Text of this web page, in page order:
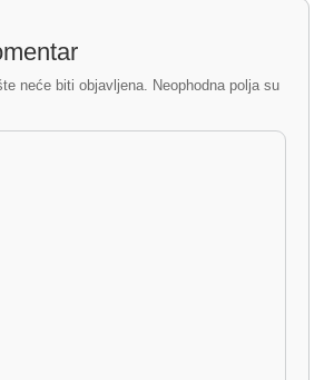
neće biti objavljena. Neophodna polja su